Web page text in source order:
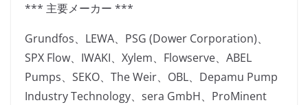
*** 主要メーカー ***
Grundfos、LEWA、PSG (Dower Corporation)、
SPX Flow、IWAKI、Xylem、Flowserve、ABEL
Pumps、SEKO、The Weir、OBL、Depamu Pump
Industry Technology、sera GmbH、ProMinent